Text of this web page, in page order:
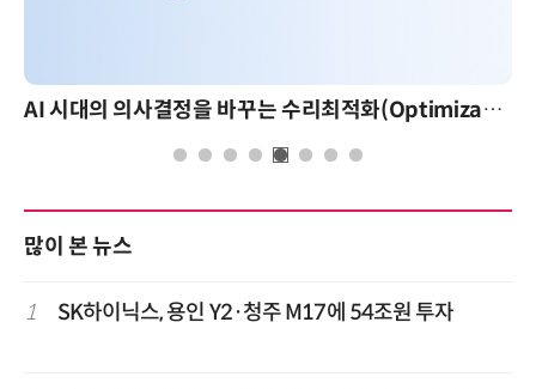
AI 시대의 의사결정을 바꾸는 수리최적화(Optimization): 실제 산업 적용 사례와 활용 전략
많이 본 뉴스
1 SK하이닉스, 용인 Y2·청주 M17에 54조원 투자